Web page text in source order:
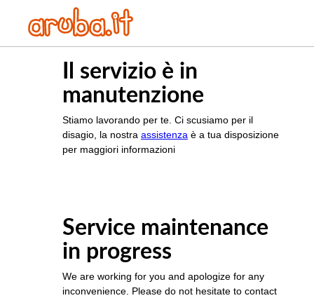
Il servizio è in
manutenzione
Stiamo lavorando per te. Ci scusiamo per il
disagio, la nostra assistenza è a tua disposizione
per maggiori informazioni
Service maintenance
in progress
We are working for you and apologize for any
inconvenience. Please do not hesitate to contact